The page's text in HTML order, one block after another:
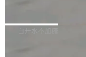
w 不要求标准普通话，方
容提供的字体时出现的几
发布的 Release Notes，
白开水不加糖